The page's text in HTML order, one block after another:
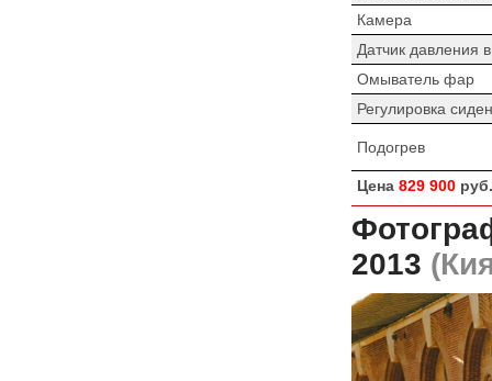
Камера
Датчик давления
Омыватель фар
Регулировка
Подогрев
Цена 829 900руб.
2013